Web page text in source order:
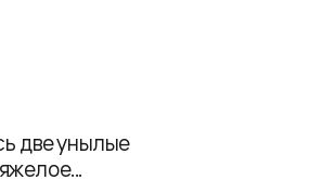
две унылые